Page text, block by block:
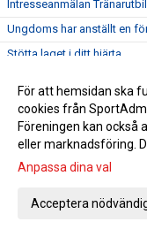
Intresseanmälan
Ungdoms har anställt en
Stötta laget i ditt hjärta
Ledaravslutning
Möjlighet till
Kommunträning 17/18
Tränarutbildning C ungdom
PSG bjuder in till
För att hemsidan ska
cookies från
Föreningen kan också
eller marknadsföring.
Anpassa dina val
Acceptera